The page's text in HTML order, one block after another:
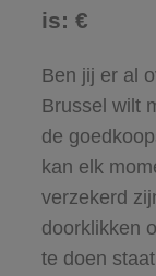
is: €
Ben jij er al
Brussel wilt
de
kan elk
verzekerd
doorklikken
te doen